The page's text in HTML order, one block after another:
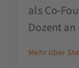
als Co-
Dozent
Mehr über